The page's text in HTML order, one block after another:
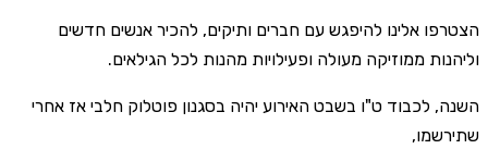
הצטרפו אלינו להיפגש עם חברים ותיקים, להכיר אנשים חדשים
וליהנות ממוזיקה מעולה ופעילויות מהנות לכל הגילאים.
השנה, לכבוד ט"ו בשבט האירוע יהיה בסגנון פוטלוק חלבי אז אחרי
שתירשמו,